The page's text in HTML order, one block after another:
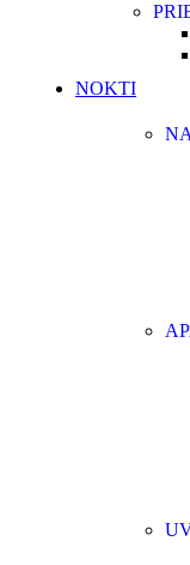
NOKTI